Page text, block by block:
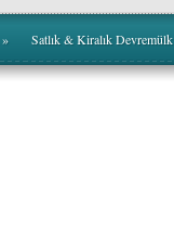
» Satlık & Kiralık Devremülk